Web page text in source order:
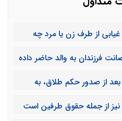
از طرف زن یا مرد چه
فرزندان به والد حاضر داده
از صدور حکم طلاق، به
از جمله حقوق طرفین است